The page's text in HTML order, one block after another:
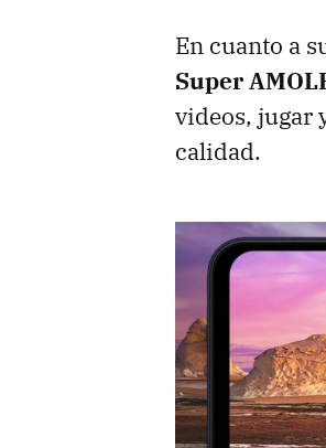
En cuanto a
Super
videos, jugar
calidad.